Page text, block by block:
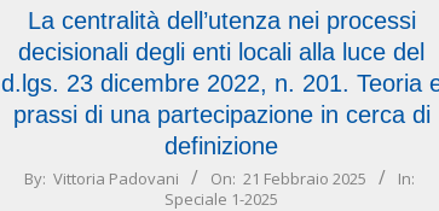
La centralità dell’utenza nei processi
decisionali degli enti locali alla luce del
d.lgs. 23 dicembre 2022, n. 201. Teoria
prassi di una partecipazione in cerca di
definizione
2025-
By: Vittoria Padovani On: 21 Febbraio 2025
In:
Speciale 1-2025